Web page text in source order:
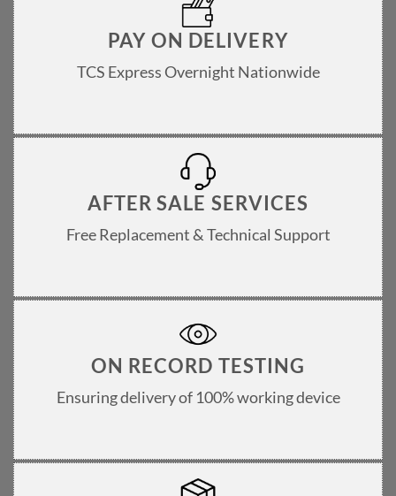
PAY ON DELIVERY
TCS Express Overnight Nationwide
AFTER SALE SERVICES
Free Replacement & Technical Support
ON RECORD TESTING
Ensuring delivery of 100% working device